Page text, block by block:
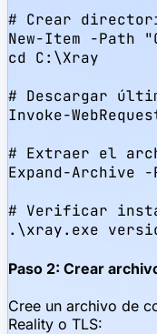
# Crear
New-Item -Path
cd C:\Xray
# Descargar
Invoke-
# Extraer el
Expand-Archive
# Verificar
.\xray.exe
Paso 2: Crear
Cree un archivo de
Reality o TLS: